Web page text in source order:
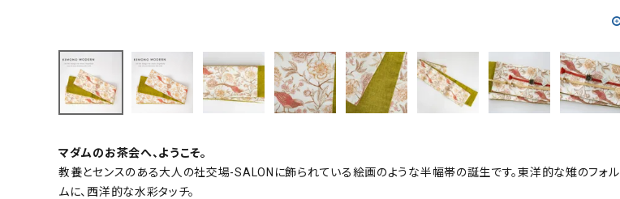
帯結び動画
キモノ読ミモノ
マダムのお茶会へ、ようこそ。
教養とセンスのある大人の社交場-SALONに飾られている絵画のような半幅帯の誕生です。東洋的な雉のフォル
ムに、西洋的な水彩タッチ。